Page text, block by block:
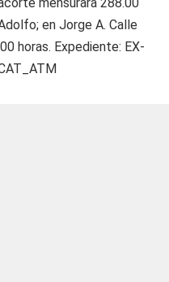
en Jorge A. Calle
horas. Expediente: EX-